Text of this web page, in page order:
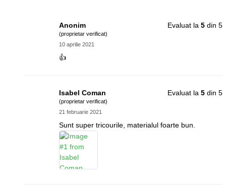
Evaluat la 5 din 5
Anonim
(proprietar verificat)
10 aprilie 2021
👍
Evaluat la 5 din 5
Isabel Coman
(proprietar verificat)
21 februarie 2021
Sunt super tricourile, materialul foarte bun.